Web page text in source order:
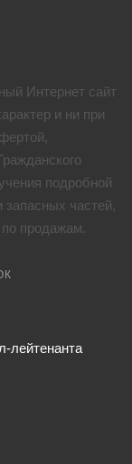
Интернет сайт
и ни при
подробной
частей,
продажам.
лейтенанта